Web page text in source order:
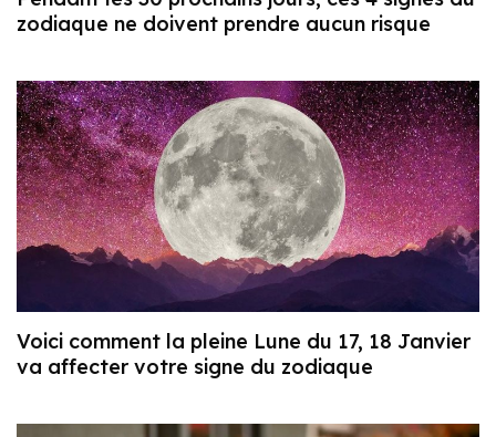
zodiaque ne doivent prendre aucun risque
Voici comment la pleine Lune du 17, 18 Janvier
va affecter votre signe du zodiaque